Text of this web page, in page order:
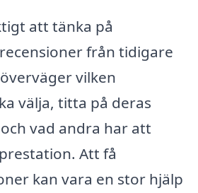
att tänka på
från tidigare
vilken
välja, titta på deras
vad andra har att
Att få
kan vara en stor hjälp